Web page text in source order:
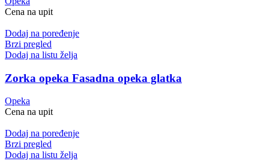
Cena na upit
Dodaj na poređenje
Brzi pregled
Dodaj na listu želja
Zorka opeka Fasadna opeka glatka
Opeka
Cena na upit
Dodaj na poređenje
Brzi pregled
Dodaj na listu želja